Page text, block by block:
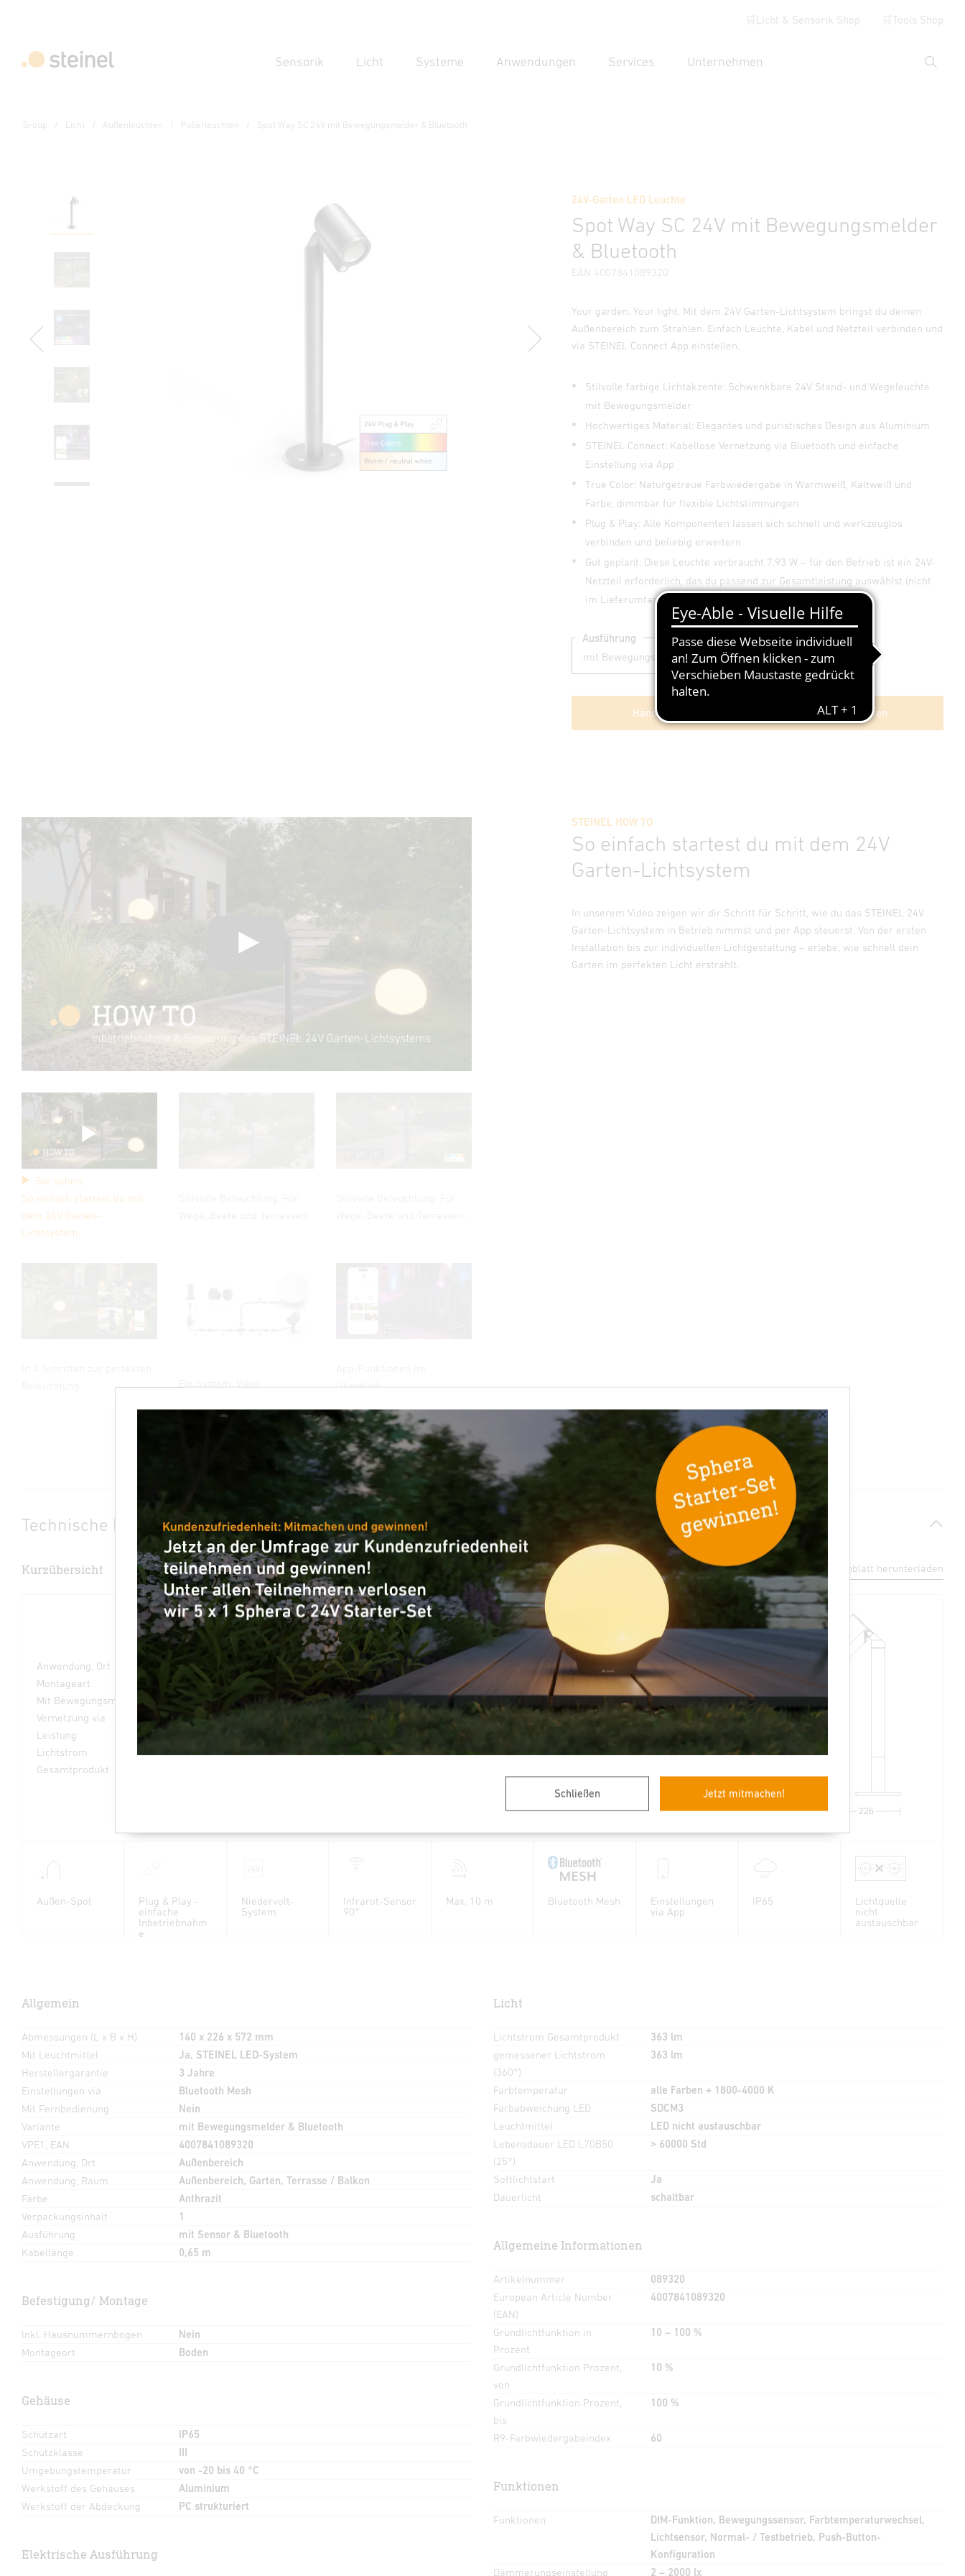
🛒Licht & Sensorik Shop 🛒Tools Shop
Sensorik Licht Systeme Anwendungen Services Unternehmen
Suche
×
Schließen Jetzt mitmachen!
Group Licht Außenleuchten Pollerleuchten Spot Way SC 24V mit Bewegungsmelder & Bluetooth
24V-Garten LED Leuchte
Spot Way SC 24V mit Bewegungsmelder
& Bluetooth
EAN 4007841089320
Your garden. Your light. Mit dem 24V Garten-Lichtsystem bringst du deinen
Außenbereich zum Strahlen. Einfach Leuchte, Kabel und Netzteil verbinden und
via STEINEL Connect App einstellen.
Stilvolle farbige Lichtakzente: Schwenkbare 24V Stand- und Wegeleuchte
mit Bewegungsmelder
Hochwertiges Material: Elegantes und puristisches Design aus Aluminium
STEINEL Connect: Kabellose Vernetzung via Bluetooth und einfache
Einstellung via App
True Color: Naturgetreue Farbwiedergabe in Warmweiß, Kaltweiß und
Farbe, dimmbar für flexible Lichtstimmungen
Plug & Play: Alle Komponenten lassen sich schnell und werkzeuglos
verbinden und beliebig erweitern
Gut geplant: Diese Leuchte verbraucht 7,93 W – für den Betrieb ist ein 24V-
Netzteil erforderlich, das du passend zur Gesamtleistung auswählst (nicht
im Lieferumfang enthalten)
Ausführung
Händlersuche Im Shop kaufen
Eigenschaften Downloads Herstellerinformationen
Sie sehen:
So einfach startest du mit
dem 24V Garten-
Lichtsystem
Überblick
STEINEL HOW TO
So einfach startest du mit dem 24V
Garten-Lichtsystem
In unserem Video zeigen wir dir Schritt für Schritt, wie du das STEINEL 24V
Garten-Lichtsystem in Betrieb nimmst und per App steuerst. Von der ersten
Installation bis zur individuellen Lichtgestaltung – erlebe, wie schnell dein
Garten im perfekten Licht erstrahlt.
Technische Daten
Kurzübersicht Datenblatt herunterladen
Anwendung, Ort
Außenbereich
Montageart
Sonstige
Mit Bewegungsmelder
Vernetzung via
Bluetooth Mesh
Leistung
Lichtstrom
Gesamtprodukt
Farbtemperatur
alle Farben + 1800-4000
Artikelnummer
089320
VPE1, Nettogewicht
1,02 kg
226
140
650
Außen-Spot
Plug & Play -
einfache
Inbetriebnahm
e
Niedervolt-
System
Infrarot-Sensor
90°
Max. 10 m Bluetooth Mesh
Einstellungen
via App
IP65
Lichtquelle
nicht
austauschbar
Allgemein
Abmessungen (L x B x H)
140 x 226 x 572 mm
Mit Leuchtmittel
Ja, STEINEL LED-System
Herstellergarantie
3 Jahre
Einstellungen via
Bluetooth Mesh
Mit Fernbedienung
Nein
Variante
mit Bewegungsmelder & Bluetooth
VPE1, EAN
4007841089320
Anwendung, Ort
Außenbereich
Anwendung, Raum
Außenbereich, Garten, Terrasse / Balkon
Farbe
Anthrazit
Verpackungsinhalt
1
Ausführung
mit Sensor & Bluetooth
Kabellänge
0,65 m
Befestigung/ Montage
Inkl. Hausnummernbogen
Nein
Montageort
Boden
Gehäuse
Schutzart
IP65
Schutzklasse
III
Umgebungstemperatur
von -20 bis 40 °C
Werkstoff des Gehäuses
Aluminium
Werkstoff der Abdeckung
PC strukturiert
Elektrische Ausführung
Licht
Lichtstrom Gesamtprodukt
363 lm
gemessener Lichtstrom
(360°)
363 lm
Farbtemperatur
alle Farben + 1800-4000 K
Farbabweichung LED
SDCM3
Leuchtmittel
LED nicht austauschbar
Lebensdauer LED L70B50
(25°)
> 60000 Std
Softlichtstart
Ja
Dauerlicht
schaltbar
Allgemeine Informationen
Artikelnummer
089320
European Article Number
(EAN)
4007841089320
Grundlichtfunktion in
Prozent
10 – 100 %
Grundlichtfunktion Prozent,
von
10 %
Grundlichtfunktion Prozent,
bis
100 %
R9-Farbwiedergabeindex 60
Funktionen
Funktionen
DIM-Funktion, Bewegungssensor, Farbtemperaturwechsel,
Lichtsensor, Normal- / Testbetrieb, Push-Button-
Konfiguration
Dämmerungseinstellung
2 – 2000 lx